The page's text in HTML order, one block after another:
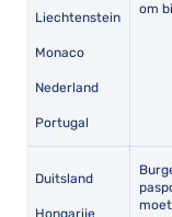
Liechtenstein
Monaco
Nederland
Portugal
om
Duitsland
Hongarije